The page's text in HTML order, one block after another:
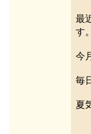
最
す。
今
毎
夏